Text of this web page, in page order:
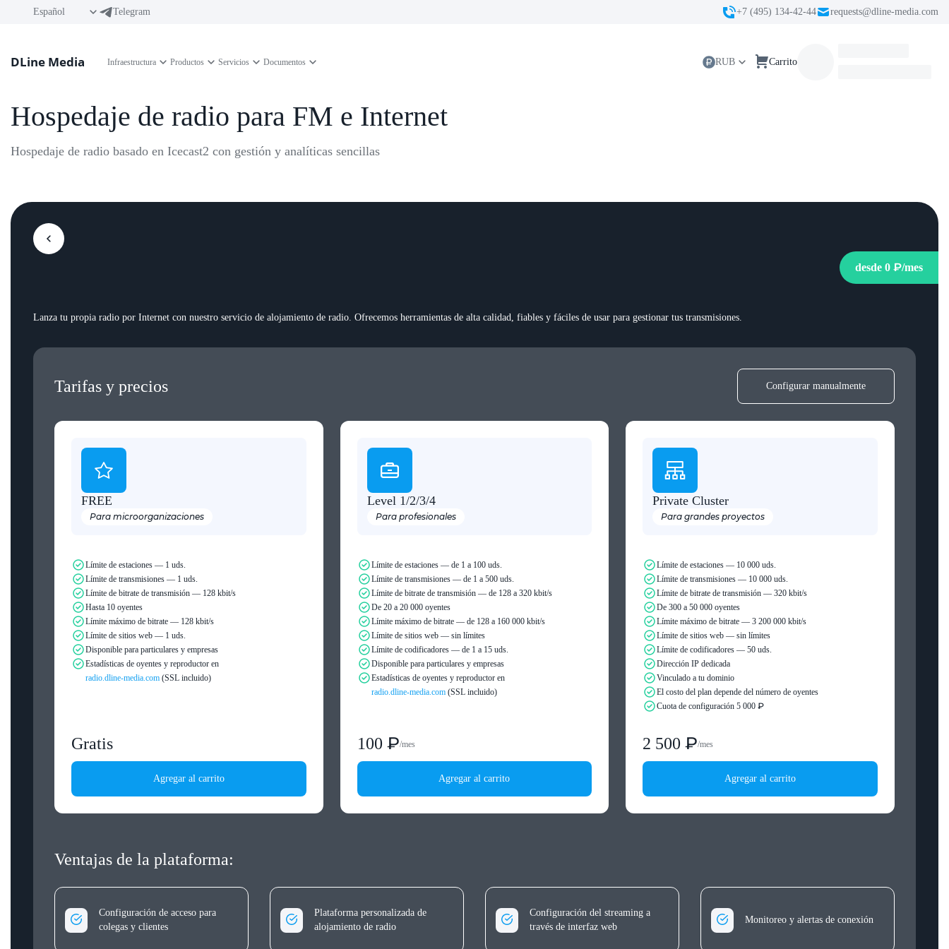
Español Telegram +7 (495) 134-42-44 requests@dline-media.com
DLine Media Infraestructura Productos Servicios Documentos RUB Carrito
Hospedaje de radio para FM e Internet
Hospedaje de radio basado en Icecast2 con gestión y analíticas sencillas
desde 0 ₽/mes
Lanza tu propia radio por Internet con nuestro servicio de alojamiento de radio. Ofrecemos herramientas de alta calidad, fiables y fáciles de usar para gestionar tus transmisiones.
Tarifas y precios Configurar manualmente
FREE
Para microorganizaciones
Límite de estaciones — 1 uds.
Límite de transmisiones — 1 uds.
Límite de bitrate de transmisión — 128 kbit/s
Hasta 10 oyentes
Límite máximo de bitrate — 128 kbit/s
Límite de sitios web — 1 uds.
Disponible para particulares y empresas
Estadísticas de oyentes y reproductor en
radio.dline-media.com (SSL incluido)
Gratis
Agregar al carrito
Level 1/2/3/4
Para profesionales
Límite de estaciones — de 1 a 100 uds.
Límite de transmisiones — de 1 a 500 uds.
Límite de bitrate de transmisión — de 128 a 320 kbit/s
De 20 a 20 000 oyentes
Límite máximo de bitrate — de 128 a 160 000 kbit/s
Límite de sitios web — sin límites
Límite de codificadores — de 1 a 15 uds.
Disponible para particulares y empresas
Estadísticas de oyentes y reproductor en
radio.dline-media.com (SSL incluido)
100 ₽/mes
Agregar al carrito
Private Cluster
Para grandes proyectos
Límite de estaciones — 10 000 uds.
Límite de transmisiones — 10 000 uds.
Límite de bitrate de transmisión — 320 kbit/s
De 300 a 50 000 oyentes
Límite máximo de bitrate — 3 200 000 kbit/s
Límite de sitios web — sin límites
Límite de codificadores — 50 uds.
Dirección IP dedicada
Vinculado a tu dominio
El costo del plan depende del número de oyentes
Cuota de configuración 5 000 ₽
2 500 ₽/mes
Agregar al carrito
Ventajas de la plataforma:
Configuración de acceso para
colegas y clientes
Plataforma personalizada de
alojamiento de radio
Configuración del streaming a
través de interfaz web
Monitoreo y alertas de conexión